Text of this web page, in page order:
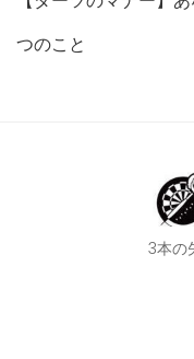
つのこと
3本の